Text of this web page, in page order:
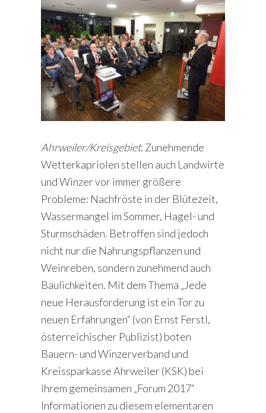
Ahrweiler/Kreisgebiet. Zunehmende
Wetterkapriolen stellen auch Landwirte
und Winzer vor immer größere
Probleme: Nachfröste in der Blütezeit,
Wassermangel im Sommer, Hagel- und
Sturmschäden. Betroffen sind jedoch
nicht nur die Nahrungspflanzen und
Weinreben, sondern zunehmend auch
Baulichkeiten. Mit dem Thema „Jede
neue Herausforderung ist ein Tor zu
neuen Erfahrungen“ (von Ernst Ferstl,
österreichischer Publizist) boten
Bauern- und Winzerverband und
Kreissparkasse Ahrweiler (KSK) bei
ihrem gemeinsamen „Forum 2017“
Informationen zu diesem elementaren